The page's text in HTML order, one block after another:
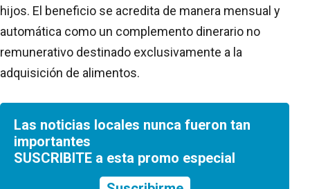
hijos. El beneficio se acredita de manera mensual y
automática como un complemento dinerario no
remunerativo destinado exclusivamente a la
adquisición de alimentos.
Las noticias locales nunca fueron tan
importantes
SUSCRIBITE a esta promo especial